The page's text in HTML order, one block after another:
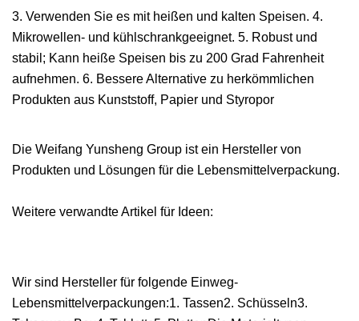
3. Verwenden Sie es mit heißen und kalten Speisen. 4.
Mikrowellen- und kühlschrankgeeignet. 5. Robust und
stabil; Kann heiße Speisen bis zu 200 Grad Fahrenheit
aufnehmen. 6. Bessere Alternative zu herkömmlichen
Produkten aus Kunststoff, Papier und Styropor
Die Weifang Yunsheng Group ist ein Hersteller von
Produkten und Lösungen für die Lebensmittelverpackung.
Weitere verwandte Artikel für Ideen:
Wir sind Hersteller für folgende Einweg-
Lebensmittelverpackungen:1. Tassen2. Schüsseln3.